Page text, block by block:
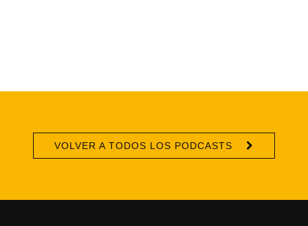
VOLVER A TODOS LOS PODCASTS